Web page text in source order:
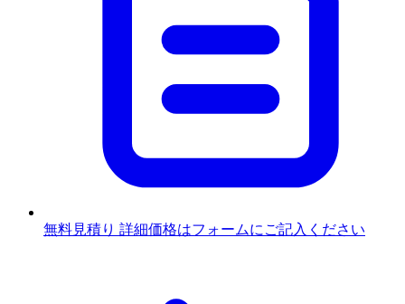
無料見積り 詳細価格はフォームにご記入ください